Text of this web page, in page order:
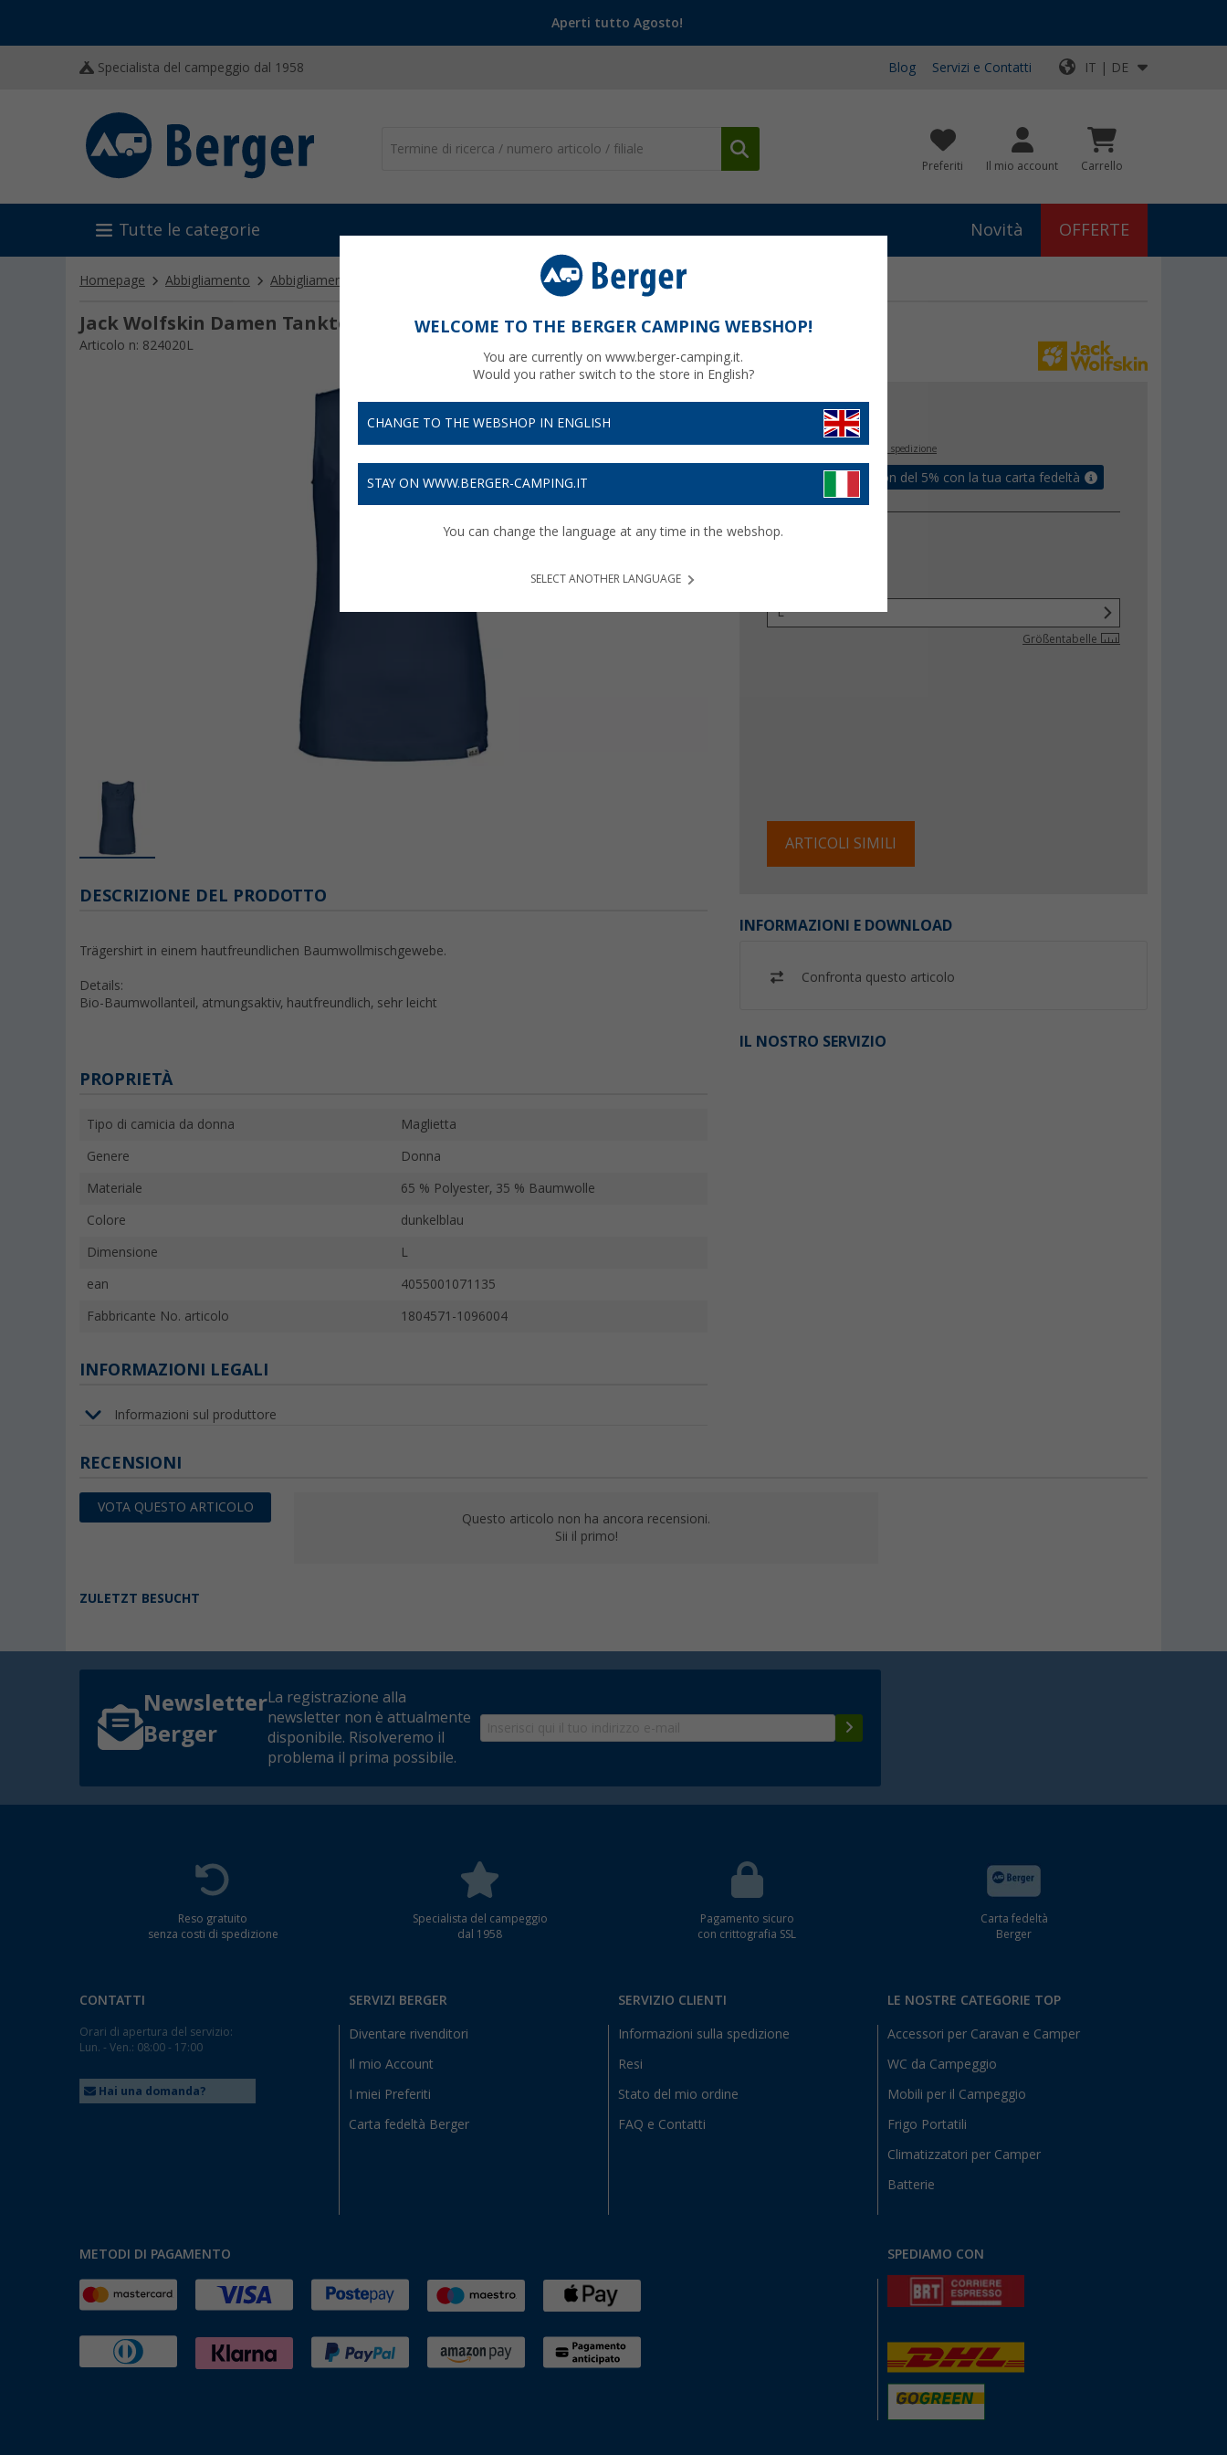
Aperti tutto Agosto!
Specialista del campeggio dal 1958 Blog Servizi e Contatti IT | DE
Preferiti Il mio account Carrello
Tutte le categorie Novità OFFERTE
Homepage Abbigliamento Abbigliamento donna Camicie, maglie e maglioni Jack Wolfskin Damen Tanktop
Jack Wolfskin Damen Tanktop
Articolo n: 824020L
€
+ Spese di spedizione
Assicurati un coupon del 5% con la tua carta fedeltà
Colore
L
Größentabelle
ARTICOLI SIMILI
INFORMAZIONI E DOWNLOAD
Confronta questo articolo
IL NOSTRO SERVIZIO
DESCRIZIONE DEL PRODOTTO
Trägershirt in einem hautfreundlichen Baumwollmischgewebe.
Details:
Bio-Baumwollanteil, atmungsaktiv, hautfreundlich, sehr leicht
PROPRIETÀ
Tipo di camicia da donna Maglietta
Genere Donna
Materiale 65 % Polyester, 35 % Baumwolle
Colore dunkelblau
Dimensione L
ean 4055001071135
Fabbricante No. articolo 1804571-1096004
INFORMAZIONI LEGALI
Informazioni sul produttore
RECENSIONI
VOTA QUESTO ARTICOLO
Questo articolo non ha ancora recensioni.
Sii il primo!
ZULETZT BESUCHT
Newsletter
Berger
La registrazione alla
newsletter non è attualmente
disponibile. Risolveremo il
problema il prima possibile.
Reso gratuito
senza costi di spedizione
Specialista del campeggio
dal 1958
Pagamento sicuro
con crittografia SSL
Carta fedeltà
Berger
CONTATTI
Orari di apertura del servizio:
Lun. - Ven.: 08:00 - 17:00
Hai una domanda?
SERVIZI BERGER
Diventare rivenditori
Il mio Account
I miei Preferiti
Carta fedeltà Berger
SERVIZIO CLIENTI
Informazioni sulla spedizione
Resi
Stato del mio ordine
FAQ e Contatti
LE NOSTRE CATEGORIE TOP
Accessori per Caravan e Camper
WC da Campeggio
Mobili per il Campeggio
Frigo Portatili
Climatizzatori per Camper
Batterie
METODI DI PAGAMENTO SPEDIAMO CON
WELCOME TO THE BERGER CAMPING WEBSHOP!
You are currently on www.berger-camping.it.
Would you rather switch to the store in English?
CHANGE TO THE WEBSHOP IN ENGLISH
STAY ON WWW.BERGER-CAMPING.IT
You can change the language at any time in the webshop.
SELECT ANOTHER LANGUAGE